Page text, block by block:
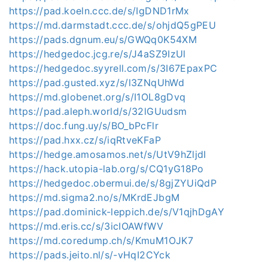
https://pad.koeln.ccc.de/s/IgDND1rMx
https://md.darmstadt.ccc.de/s/ohjdQ5gPEU
https://pads.dgnum.eu/s/GWQq0K54XM
https://hedgedoc.jcg.re/s/J4aSZ9IzUl
https://hedgedoc.syyrell.com/s/3I67EpaxPC
https://pad.gusted.xyz/s/l3ZNqUhWd
https://md.globenet.org/s/I1OL8gDvq
https://pad.aleph.world/s/32lGUudsm
https://doc.fung.uy/s/BO_bPcFlr
https://pad.hxx.cz/s/iqRtveKFaP
https://hedge.amosamos.net/s/UtV9hZljdI
https://hack.utopia-lab.org/s/CQ1yG18Po
https://hedgedoc.obermui.de/s/8gjZYUiQdP
https://md.sigma2.no/s/MKrdEJbgM
https://pad.dominick-leppich.de/s/V1qjhDgAY
https://md.eris.cc/s/3icIOAWfWV
https://md.coredump.ch/s/KmuM1OJK7
https://pads.jeito.nl/s/-vHqI2CYck